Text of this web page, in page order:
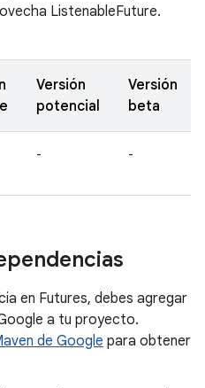
ListenableFuture.
Versión
potencial
Versión
beta
- -
en Futures, debes agregar
a tu proyecto.
de Google para obtener